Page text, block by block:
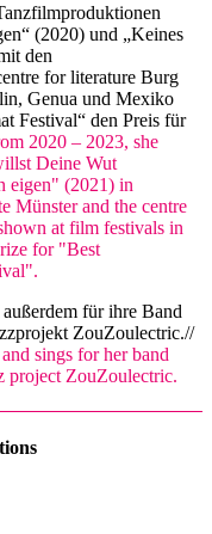
(2020) und „Keines
den
for literature Burg
Genua und Mexiko
Festival“ den Preis für
2020 – 2023, she
Deine Wut
eigen" (2021) in
Münster and the centre
at film festivals in
for "Best
für ihre Band
ZouZoulectric.//
sings for her band
ZouZoulectric.